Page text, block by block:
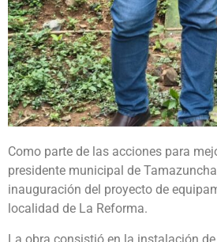
Como parte de las acciones para
presidente municipal de
inauguración del proyecto de
localidad de La Reforma.
La obra consistió en la instalación